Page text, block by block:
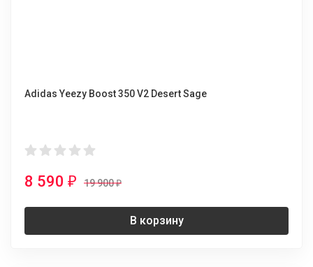
Adidas Yeezy Boost 350 V2 Desert Sage
8 590 ₽ 19 900₽
В корзину